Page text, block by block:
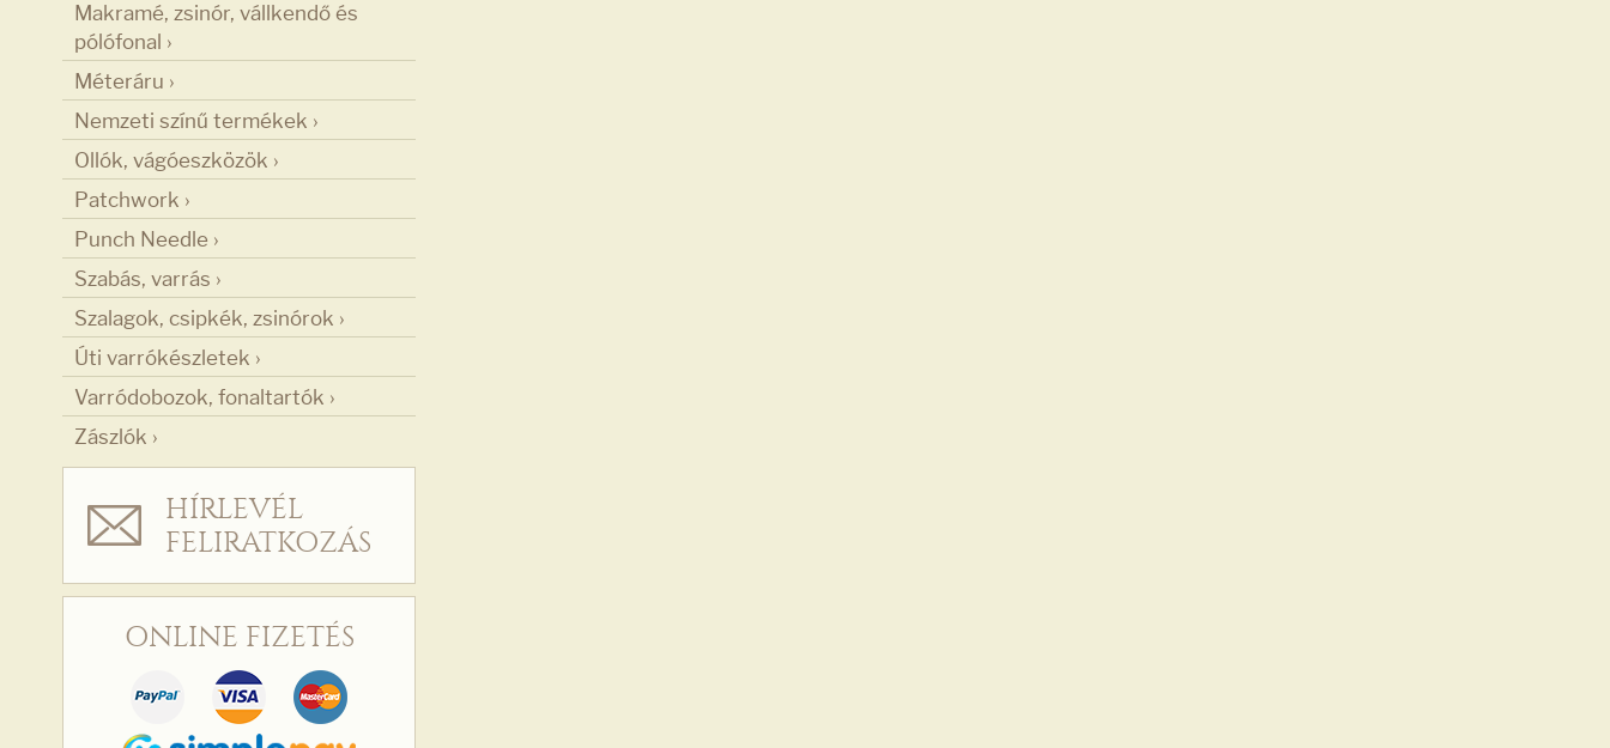
Makramé, zsinór, vállkendő és
pólófonal ›
Méteráru ›
Nemzeti színű termékek ›
Ollók, vágóeszközök ›
Patchwork ›
Punch Needle ›
Szabás, varrás ›
Szalagok, csipkék, zsinórok ›
Úti varrókészletek ›
Varródobozok, fonaltartók ›
Zászlók ›
HÍRLEVÉL
FELIRATKOZÁS
ONLINE FIZETÉS